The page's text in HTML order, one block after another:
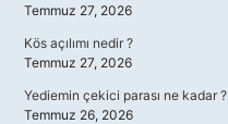
Temmuz 27, 2026
Kös açılımı nedir ?
Temmuz 27, 2026
Yediemin çekici parası ne kadar ?
Temmuz 26, 2026